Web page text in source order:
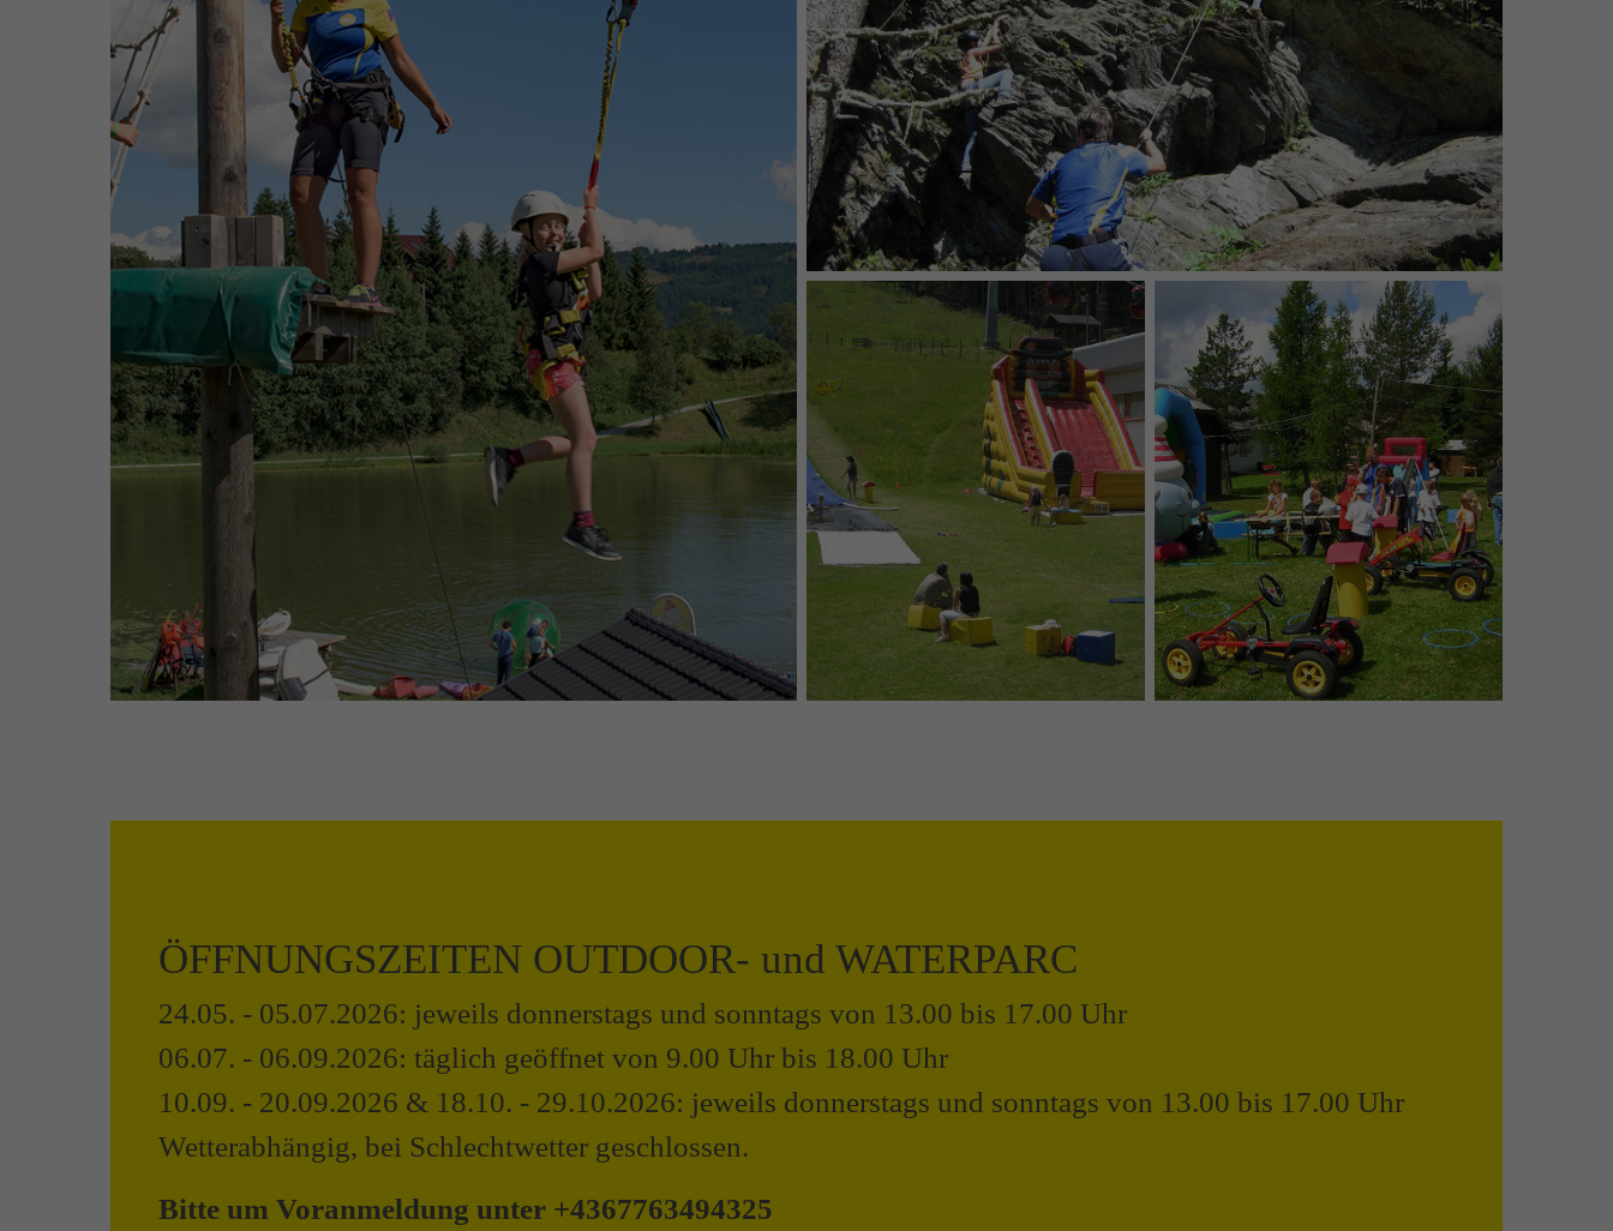
ÖFFNUNGSZEITEN OUTDOOR- und WATERPARC
24.05. - 05.07.2026: jeweils donnerstags und sonntags von 13.00 bis 17.00 Uhr
06.07. - 06.09.2026: täglich geöffnet von 9.00 Uhr bis 18.00 Uhr
10.09. - 20.09.2026 & 18.10. - 29.10.2026: jeweils donnerstags und sonntags von 13.00 bis 17.00 Uhr
Wetterabhängig, bei Schlechtwetter geschlossen.
Bitte um Voranmeldung unter +4367763494325